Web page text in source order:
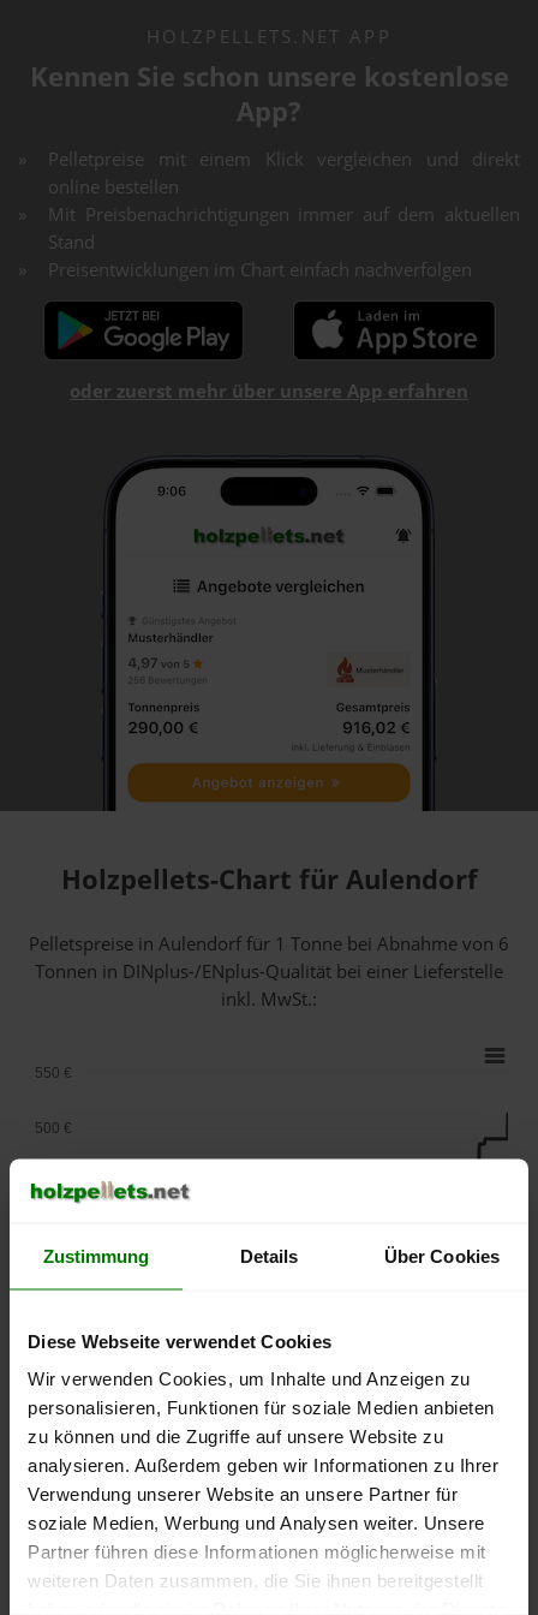
Zustimmung Details Über Cookies
Diese Webseite verwendet Cookies
Wir verwenden Cookies, um Inhalte und Anzeigen zu
personalisieren, Funktionen für soziale Medien anbieten
zu können und die Zugriffe auf unsere Website zu
analysieren. Außerdem geben wir Informationen zu Ihrer
Verwendung unserer Website an unsere Partner für
soziale Medien, Werbung und Analysen weiter. Unsere
Partner führen diese Informationen möglicherweise mit
weiteren Daten zusammen, die Sie ihnen bereitgestellt
HOLZPELLETS.NET APP
Kennen Sie schon unsere kostenlose
App?
Pelletpreise mit einem Klick vergleichen und direkt
online bestellen
Mit Preisbenachrichtigungen immer auf dem aktuellen
Stand
Preisentwicklungen im Chart einfach nachverfolgen
oder zuerst mehr über unsere App erfahren
Holzpellets-Chart für Aulendorf
Pelletspreise in Aulendorf für 1 Tonne bei Abnahmevon 6
Tonnen in DINplus-/ENplus-Qualität bei einer Lieferstelle
inkl. MwSt.:
lose Ware
2025
2026
2026
250 €
300 €
350 €
450 €
500 €
550 €
Die aktuelle Preisentwicklung für Holzpellets in Deutschland
können Sie jederzeit auf unsererPelletspreise-Seite
nachvollziehen.